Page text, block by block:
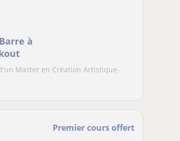
à
Master en Création Artistique-
Premier cours offert